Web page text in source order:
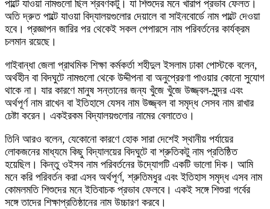
পাল্টে যাওয়া নামগুলো ছিল শ্রবণকটু। যা শিশুদের মনে খারাপ প্রভাব ফেলত।
অতি দ্রুত পাল্টে যাওয়া বিদ্যালয়গুলোর দেয়ালে বা সাইনবোর্ডে নাম পাল্টে দেওয়া
হবে। প্রজ্ঞাপন জারির পর থেকেই সকল পেপারসে নাম পরিবর্তনের কার্যক্রম
চলমান রয়েছে।
গাইবান্ধা জেলা প্রাথমিক শিক্ষা কর্মকর্তা শহীদুল ইসলাম ঢাকা পোস্টকে বলেন,
অর্থহীন বা বিদঘুটে নামগুলো থেকে উদ্দীপনা বা অনুপ্রেরণা পাওয়ার কোনো সুযোগ
থাকে না। যার কারণে মানুষ সন্তানের জন্য খুঁজে খুঁজে উজ্জ্বল-সুন্দর এবং
অর্থপূর্ণ নাম রাখেন বা ইতিহাসে যেসব নাম উজ্জ্বল বা সমৃদ্ধ সেসব নাম রাখার
চেষ্টা করেন। একইরকম বিদ্যালয়গুলোর নামের বেলাতেও।
তিনি আরও বলেন, যেকোনো কারণে হোক সারা দেশেই স্থানীয় পর্যায়ের
লোকজনের মাধ্যমে কিছু বিদ্যালয়ের বিদঘুটে বা শ্রুতিকটু নাম প্রতিষ্ঠিত
হয়েছিল। কিন্তু ওইসব নাম পরিবর্তনের উদ্যোগটি একটি ভালো দিক। আমি
মনে করি পরিবর্তন করা এসব অর্থপূর্ণ, শ্রুতিমধুর এবং ইতিহাস সমৃদ্ধ এসব নাম
কোমলমতি শিশুদের মনে ইতিবাচক প্রভাব ফেলবে। একই সঙ্গে শিশুরা গর্বের
সঙ্গে তাদের শিক্ষাপ্রতিষ্ঠানের নাম উচ্চারণ করবে।